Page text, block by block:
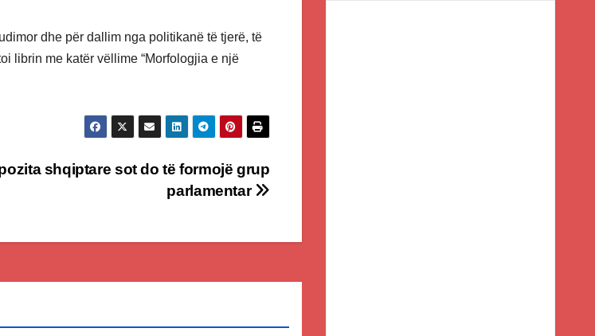
dhe për dallim nga politikanë të tjerë, të
librin me katër vëllime “Morfologjia e një
shqiptare sot do të formojë grup
parlamentar